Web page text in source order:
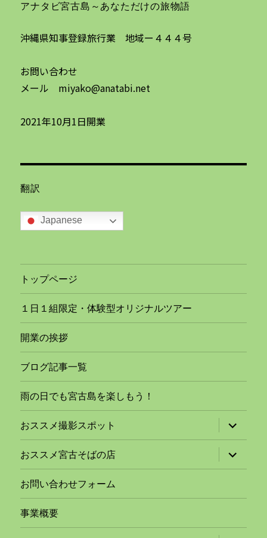
アナタビ宮古島～あなただけの旅物語
沖縄県知事登録旅行業 地域ー４４４号
お問い合わせ
メール miyako@anatabi.net
2021年10月1日開業
翻訳
Japanese
トップページ
１日１組限定・体験型オリジナルツアー
開業の挨拶
ブログ記事一覧
雨の日でも宮古島を楽しもう！
おススメ撮影スポット
ブ
メ
ニ
ュ
ー
開
おススメ宮古そばの店
ブ
メ
ー
開
お問い合わせフォーム
事業概要